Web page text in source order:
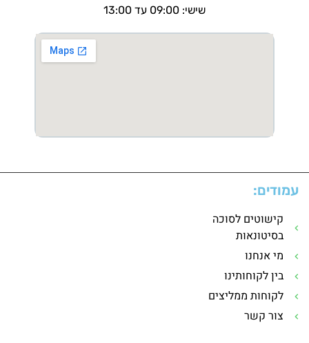
שישי: 09:00 עד 13:00
עמודים:
קישוטים לסוכה
בסיטונאות
מי אנחנו
בין לקוחותינו
לקוחות ממליצים
צור קשר